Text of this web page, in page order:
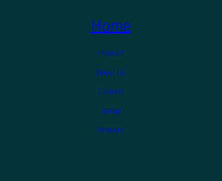
Home
Product
About Us
Contact
Artikel
Brosure